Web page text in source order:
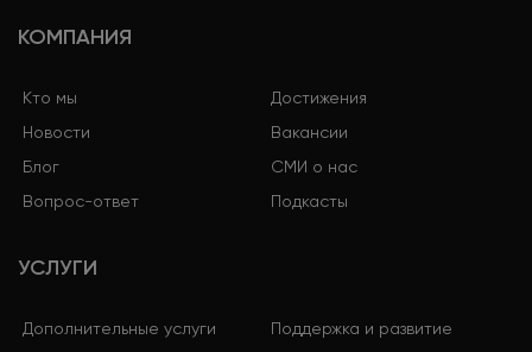
КОМПАНИЯ
Кто мы
Достижения
Новости
Вакансии
Блог
СМИ о нас
Вопрос-ответ
Подкасты
УСЛУГИ
Дополнительные услуги
Поддержка и развитие